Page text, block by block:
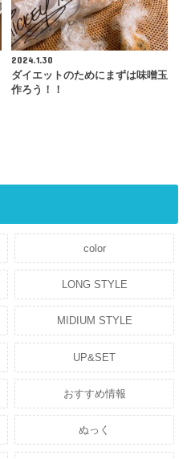
2024.1.30
ダイエットのためにまずは味噌玉
作ろう！！
color
LONG STYLE
MIDIUM STYLE
UP&SET
おすすめ情報
ぬっく